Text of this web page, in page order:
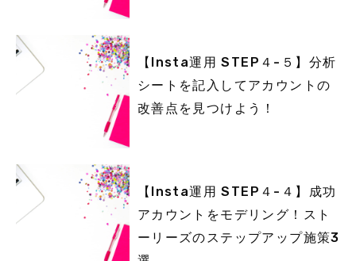
【Insta運用 STEP４-５】分析
シートを記入してアカウントの
改善点を見つけよう！
【Insta運用 STEP４-４】成功
アカウントをモデリング！スト
ーリーズのステップアップ施策3